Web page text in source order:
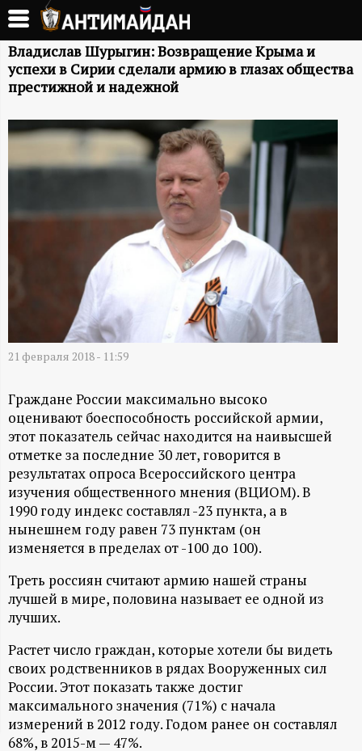
Перейти
основному
содержанию
А
Н
Т
И
М
А
Н
-
и
н
ф
о
р
м
а
Владислав Шурыгин: Возвращение Крыма и
успехи в Сирии сделали армию в глазах общества
престижной и надежной
21 февраля 2018 - 11:59
Граждане России максимально высоко
оценивают боеспособность российской армии,
этот показатель сейчас находится на наивысшей
отметке за последние 30 лет, говорится в
результатах опроса Всероссийского центра
изучения общественного мнения (ВЦИОМ). В
1990 году индекс составлял -23 пункта, а в
нынешнем году равен 73 пунктам (он
изменяется в пределах от -100 до 100).
Треть россиян считают армию нашей страны
лучшей в мире, половина называет ее одной из
лучших.
Растет число граждан, которые хотели бы видеть
своих родственников в рядах Вооруженных сил
России. Этот показать также достиг
максимального значения (71%) с начала
измерений в 2012 году. Годом ранее он составлял
68%, в 2015-м — 47%.